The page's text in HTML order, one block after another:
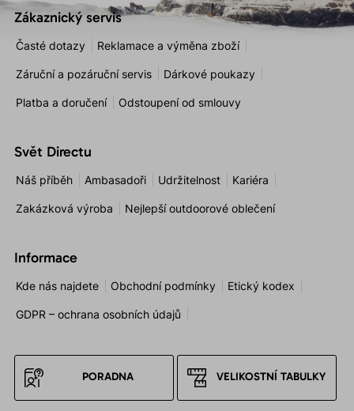
Zákaznický servis
Časté dotazy Reklamace a výměna zboží
Záruční a pozáruční servis Dárkové poukazy
Platba a doručení Odstoupení od smlouvy
Svět Directu
Náš příběh Ambasadoři Udržitelnost Kariéra
Zakázková výroba Nejlepší outdoorové oblečení
Informace
Kde nás najdete Obchodní podmínky Etický kodex
GDPR – ochrana osobních údajů
PORADNA VELIKOSTNÍ TABULKY